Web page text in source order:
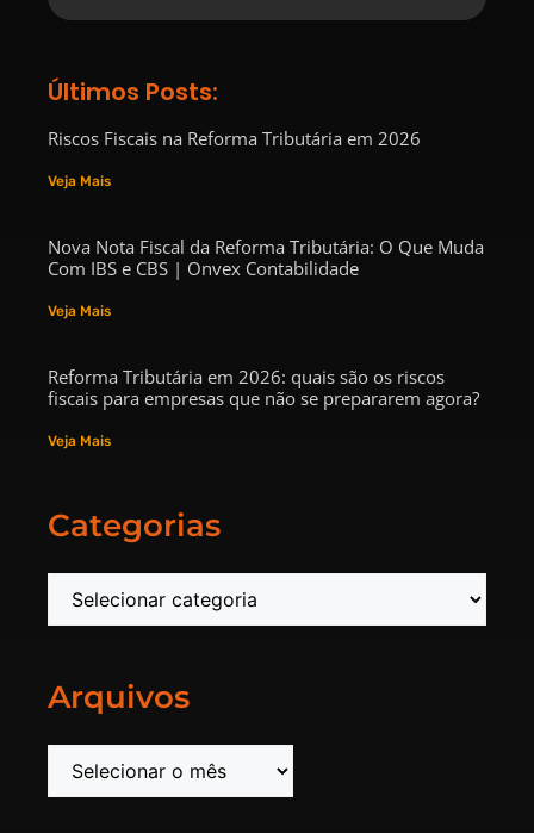
Últimos Posts:
Riscos Fiscais na Reforma Tributária em 2026
Veja Mais
Nova Nota Fiscal da Reforma Tributária: O Que Muda
Com IBS e CBS | Onvex Contabilidade
Veja Mais
Reforma Tributária em 2026: quais são os riscos
fiscais para empresas que não se prepararem agora?
Veja Mais
Categorias
Arquivos